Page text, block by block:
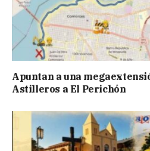
Apuntan a una
Astilleros a El Perichón